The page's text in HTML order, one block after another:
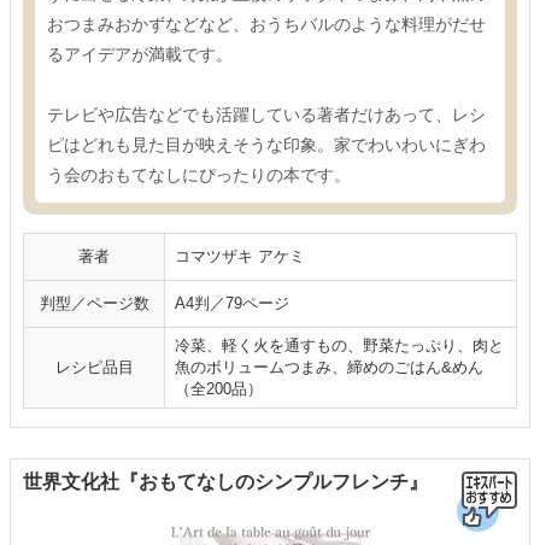
おつまみおかずなどなど、おうちバルのような料理がだせ
るアイデアが満載です。
テレビや広告などでも活躍している著者だけあって、レシ
ピはどれも見た目が映えそうな印象。家でわいわいにぎわ
う会のおもてなしにぴったりの本です。
著者 コマツザキ アケミ
判型／ページ数 A4判／79ページ
レシピ品目
冷菜、軽く火を通すもの、野菜たっぷり、肉と
魚のボリュームつまみ、締めのごはん&めん
（全200品）
世界文化社『おもてなしのシンプルフレンチ』